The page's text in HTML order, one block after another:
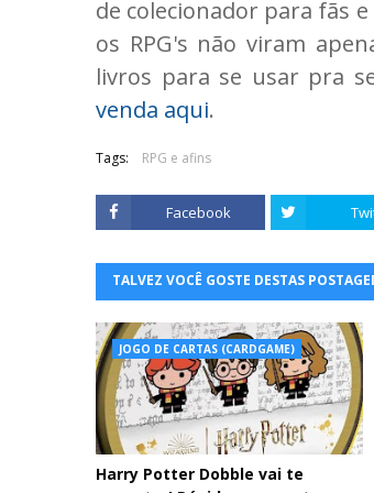
de colecionador para fãs
os RPG's não viram
livros para se usar pra
venda aqui.
Tags: RPG e afins
Facebook
TALVEZ VOCÊ GOSTE DESTAS
JOGO DE CARTAS (CARDGAME)
Harry Potter Dobble vai te